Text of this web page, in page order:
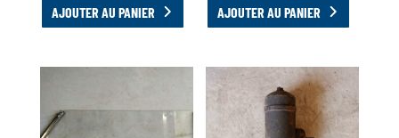
AJOUTER AU PANIER AJOUTER AU PANIER